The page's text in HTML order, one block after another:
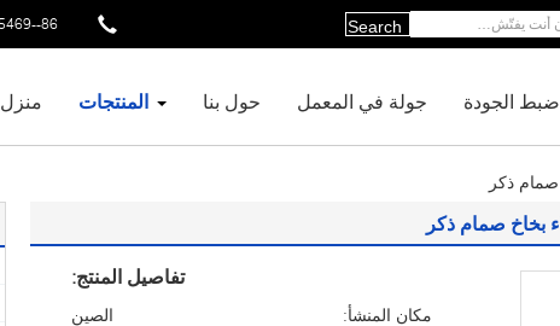
86--13751035469 Search
منزل المنتجات حول بنا جولة في المعمل ضبط الجودة
تفاصيل المنتج:
مكان المنشأ:
الصين